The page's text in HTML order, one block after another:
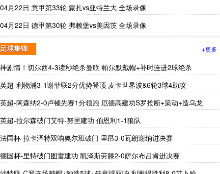
04月22日 意甲第33轮 蒙扎vs亚特兰大 全场录像
04月22日 德甲第30轮 弗赖堡vs美因茨 全场录像
足球集锦 +更多
神剧情！切尔西4-3读秒绝杀曼联 帕尔默戴帽+补时连进2球绝杀
英超-利物浦3-1谢菲联2分优势登顶 麦卡世界波&6轮3球4助攻
英超-阿森纳2-0卢顿先赛1分领跑 厄德高建功S罗抢断+策动+造乌龙
英超-拉尔森破门艾特-努里建功 伯恩利1-1狼队
法国杯-拉卡泽特双响奥尔班破门 里昂3-0瓦朗谢纳进决赛
德国杯-里特破门图雷建功 凯泽斯劳滕2-0萨尔布吕肯进决赛